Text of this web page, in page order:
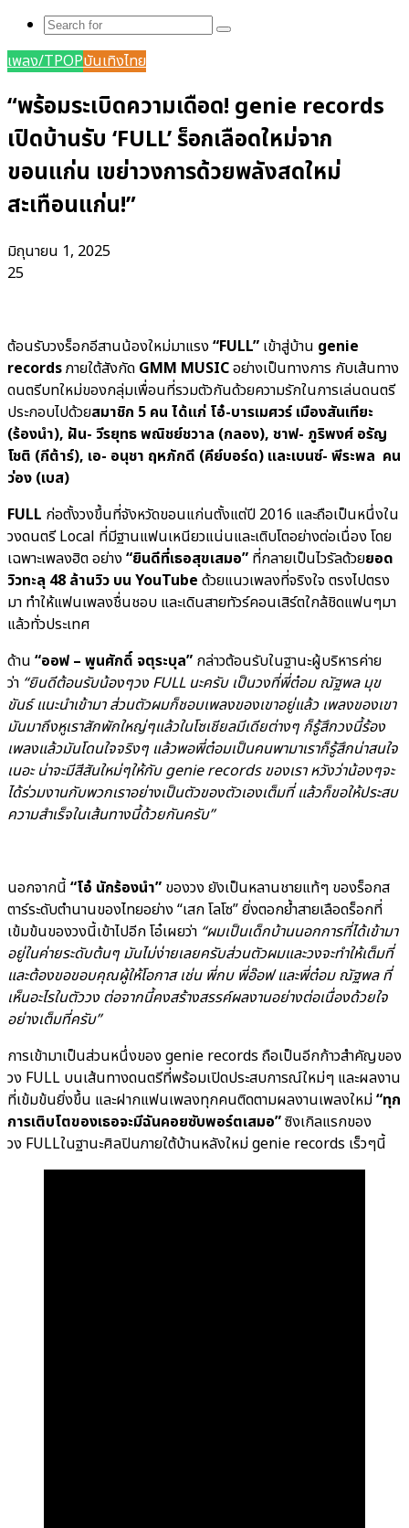
Search
เพลง/TPOPบันเทิงไทย
“พร้อมระเบิดความเดือด! genie records
เปิดบ้านรับ ‘FULL’ ร็อกเลือดใหม่จาก
ขอนแก่น เขย่าวงการด้วยพลังสดใหม่
สะเทือนแก่น!”
มิถุนายน 1, 2025
25
ต้อนรับวงร็อกอีสานน้องใหม่มาแรง“FULL” เข้าสู่บ้าน genie
recordsภายใต้สังกัด GMM MUSICอย่างเป็นทางการ กับเส้นทาง
ดนตรีบทใหม่ของกลุ่มเพื่อนที่รวมตัวกันด้วยความรักในการเล่นดนตรี
ประกอบไปด้วยสมาชิก 5 คน ได้แก่ โอ๋-บารเมศวร์ เมืองสันเทียะ
(ร้องนำ), ฝัน- วีรยุทธ พณิชย์ชวาล (กลอง), ชาฟ- ภูริพงศ์ อรัญ
โชติ (กีต้าร์), เอ- อนุชา ฤหภักดี (คีย์บอร์ด) และเบนซ์- พีระพล คน
ว่อง (เบส)
FULL ก่อตั้งวงขึ้นที่จังหวัดขอนแก่นตั้งแต่ปี 2016 และถือเป็นหนึ่งใน
วงดนตรี Local ที่มีฐานแฟนเหนียวแน่นและเติบโตอย่างต่อเนื่อง โดย
เฉพาะเพลงฮิต อย่าง“ยินดีที่เธอสุขเสมอ” ที่กลายเป็นไวรัลด้วยยอด
วิวทะลุ 48 ล้านวิว บน YouTube ด้วยแนวเพลงที่จริงใจ ตรงไปตรง
มา ทำให้แฟนเพลงชื่นชอบ และเดินสายทัวร์คอนเสิร์ตใกล้ชิดแฟนๆมา
แล้วทั่วประเทศ
ด้าน “ออฟ – พูนศักดิ์ จตุระบุล” กล่าวต้อนรับในฐานะผู้บริหารค่าย
ว่า “ยินดีต้อนรับน้องๆวง FULL นะครับ เป็นวงที่พี่ต๋อม ณัฐพล มุข
ขันธ์ แนะนำเข้ามา ส่วนตัวผมก็ชอบเพลงของเขาอยู่แล้ว เพลงของเขา
มันมาถึงหูเราสักพักใหญ่ๆแล้วในโซเชียลมีเดียต่างๆ ก็รู้สึกวงนี้ร้อง
เพลงแล้วมันโดนใจจริงๆ แล้วพอพี่ต๋อมเป็นคนพามาเราก็รู้สึกน่าสนใจ
เนอะ น่าจะมีสีสันใหม่ๆให้กับ genie records ของเรา หวังว่าน้องๆจะ
ได้ร่วมงานกับพวกเราอย่างเป็นตัวของตัวเองเต็มที่ แล้วก็ขอให้ประสบ
ความสำเร็จในเส้นทางนี้ด้วยกันครับ”
นอกจากนี้ “โอ๋ นักร้องนำ” ของวง ยังเป็นหลานชายแท้ๆ ของร็อกส
ตาร์ระดับตำนานของไทยอย่าง “เสก โลโซ” ยิ่งตอกย้ำสายเลือดร็อกที่
เข้มข้นของวงนี้เข้าไปอีก โอ๋เผยว่า “ผมเป็นเด็กบ้านนอกการที่ได้เข้ามา
อยู่ในค่ายระดับต้นๆ มันไม่ง่ายเลยครับส่วนตัวผมและวงจะทำให้เต็มที่
และต้องขอขอบคุณผู้ให้โอกาส เช่น พี่กบ พี่อ๊อฟ และพี่ต๋อม ณัฐพล ที่
เห็นอะไรในตัววง ต่อจากนี้คงสร้างสรรค์ผลงานอย่างต่อเนื่องด้วยใจ
อย่างเต็มที่ครับ”
การเข้ามาเป็นส่วนหนึ่งของ genie records ถือเป็นอีกก้าวสำคัญของ
วง FULL บนเส้นทางดนตรีที่พร้อมเปิดประสบการณ์ใหม่ๆ และผลงาน
ที่เข้มข้นยิ่งขึ้น และฝากแฟนเพลงทุกคนติดตามผลงานเพลงใหม่“ทุก
การเติบโตของเธอจะมีฉันคอยซับพอร์ตเสมอ”ซิงเกิลแรกของ
วง FULLในฐานะศิลปินภายใต้บ้านหลังใหม่ genie records เร็วๆนี้